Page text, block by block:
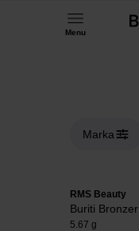
Menu
Marka
RMS Beauty
Buriti Bronzer
5.67 g